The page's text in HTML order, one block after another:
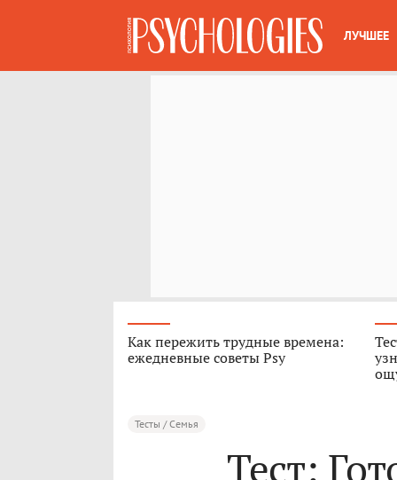
ЛУЧШЕЕ
Как пережить трудные времена:
ежедневные советы Psy
Тесты / Семья
Тест: